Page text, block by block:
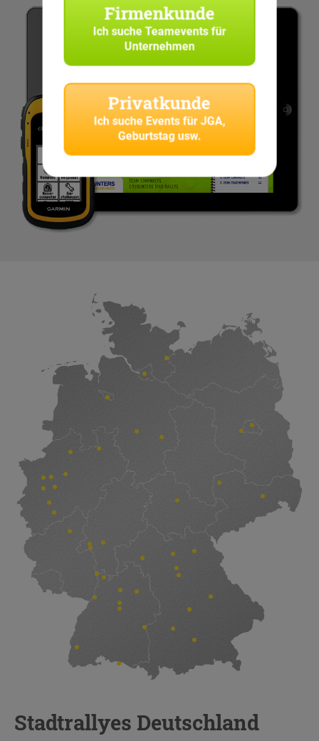
Stadtrallyes Deutschland
Firmenkunde
Ich sucheTeamevents für
Unternehmen
Privatkunde
Ich suche Events für JGA,
Geburtstag usw.